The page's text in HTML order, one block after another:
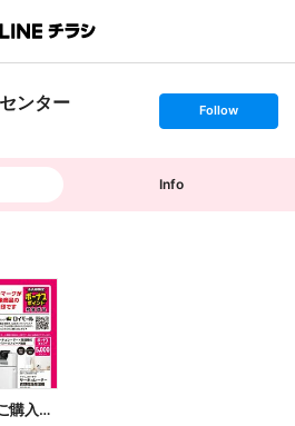
ンター s
t
o
Follow
Info
9月30日(水)まで!対象商品のご購入でボーナスポイント!